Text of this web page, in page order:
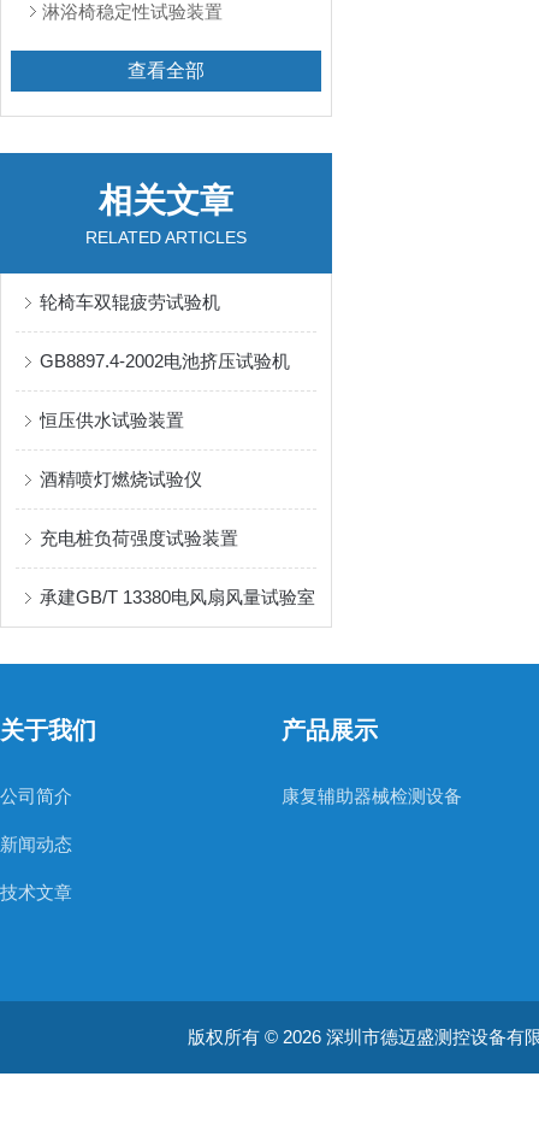
淋浴椅稳定性试验装置
查看全部
相关文章
RELATED ARTICLES
轮椅车双辊疲劳试验机
GB8897.4-2002电池挤压试验机
恒压供水试验装置
酒精喷灯燃烧试验仪
充电桩负荷强度试验装置
承建GB/T 13380电风扇风量试验室
关于我们
公司简介
新闻动态
技术文章
产品展示
康复辅助器械检测设备
版权所有 © 2026 深圳市德迈盛测控设备